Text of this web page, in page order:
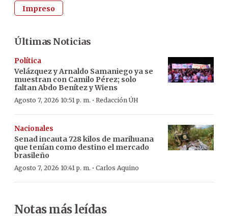
Impreso
Últimas Noticias
Política
Velázquez y Arnaldo Samaniego ya se
muestran con Camilo Pérez; solo
faltan Abdo Benítez y Wiens
Agosto 7, 2026 10:51 p. m. · Redacción ÚH
Nacionales
Senad incauta 728 kilos de marihuana
que tenían como destino el mercado
brasileño
Agosto 7, 2026 10:41 p. m. · Carlos Aquino
Notas más leídas